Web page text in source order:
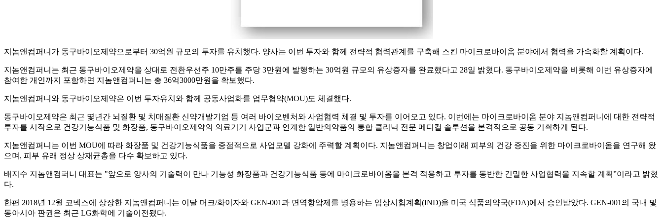
지놈앤컴퍼니가 동구바이오제약으로부터 30억원 규모의 투자를 유치했다. 양사는 이번 투자와 함께 전략적 협력관계를 구축해 스킨 마이크로바이옴 분야에서 협력을 가속화할 계획이다.
지놈앤컴퍼니는 최근 동구바이오제약을 상대로 전환우선주 10만주를 주당 3만원에 발행하는 30억원 규모의 유상증자를 완료했다고 28일 밝혔다. 동구바이오제약을 비롯해 이번 유상증자에
참여한 개인까지 포함하면 지놈앤컴퍼니는 총 36억3000만원을 확보했다.
지놈앤컴퍼니와 동구바이오제약은 이번 투자유치와 함께 공동사업화를 업무협약(MOU)도 체결했다.
동구바이오제약은 최근 몇년간 뇌질환 및 치매질환 신약개발기업 등 여러 바이오벤처와 사업협력 체결 및 투자를 이어오고 있다. 이번에는 마이크로바이옴 분야 지놈앤컴퍼니에 대한 전략적
투자를 시작으로 건강기능식품 및 화장품, 동구바이오제약의 의료기기 사업군과 연계한 일반의약품의 통합 클리닉 전문 메디컬 솔루션을 본격적으로 공동 기획하게 된다.
지놈앤컴퍼니는 이번 MOU에 따라 화장품 및 건강기능식품을 중점적으로 사업모델 강화에 주력할 계획이다. 지놈앤컴퍼니는 창업이래 피부의 건강 증진을 위한 마이크로바이옴을 연구해 왔
으며, 피부 유래 정상 상재균총을 다수 확보하고 있다.
배지수 지놈앤컴퍼니 대표는 "앞으로 양사의 기술력이 만나 기능성 화장품과 건강기능식품 등에 마이크로바이옴을 본격 적용하고 투자를 동반한 긴밀한 사업협력을 지속할 계획”이라고 밝혔
다.
한편 2018년 12월 코넥스에 상장한 지놈앤컴퍼니는 이달 머크/화이자와 GEN-001과 면역항암제를 병용하는 임상시험계획(IND)을 미국 식품의약국(FDA)에서 승인받았다. GEN-001의 국내 및
동아시아 판권은 최근 LG화학에 기술이전됐다.